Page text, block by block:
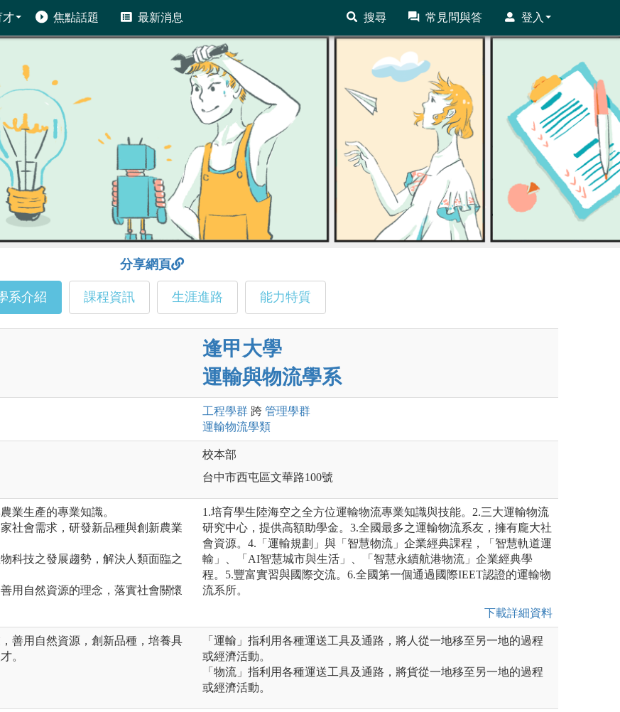
才 焦點話題 最新消息 搜尋 常見問與答 登入
分享網頁
系介紹 課程資訊 生涯進路 能力特質
逢甲大學
運輸與物流學系
工程學群 跨 管理學群
運輸物流學類
校本部
台中市西屯區文華路100號
業生產的專業知識。
社會需求，研發新品種與創新農業
科技之發展趨勢，解決人類面臨之
用自然資源的理念，落實社會關懷
1.培育學生陸海空之全方位運輸物流專業知識與技能。2.三大運輸物流
研究中心，提供高額助學金。3.全國最多之運輸物流系友，擁有龐大社
會資源。4.「運輸規劃」與「智慧物流」企業經典課程，「智慧軌道運
輸」、「AI智慧城市與生活」、「智慧永續航港物流」企業經典學
程。5.豐富實習與國際交流。6.全國第一個通過國際IEET認證的運輸物
流系所。
下載詳細資料
善用自然資源，創新品種，培養具
。
「運輸」指利用各種運送工具及通路，將人從一地移至另一地的過程
或經濟活動。
「物流」指利用各種運送工具及通路，將貨從一地移至另一地的過程
或經濟活動。